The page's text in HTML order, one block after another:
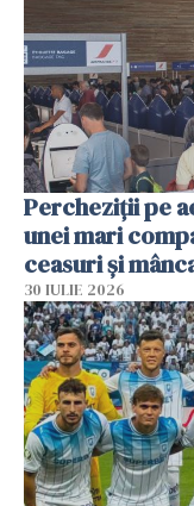
Percheziții pe
unei mari
ceasuri și
30 IULIE 2026